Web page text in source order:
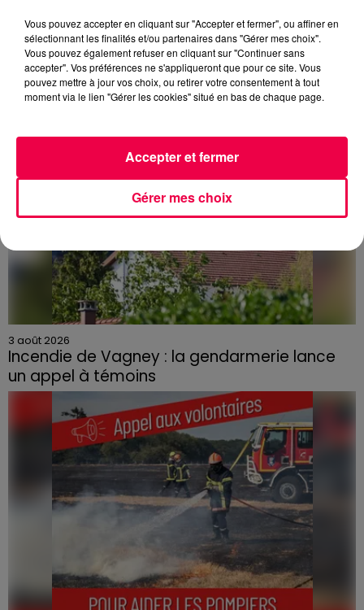
PRÉVIFEUX : "il faut avoir une culture du risque"
dans les Vosges
3 août 2026
Incendie de Vagney : la gendarmerie lance
un appel à témoins
Le feu, parti d'une haie avant de se propager au
quartier résidentiel, avait détruit deux habitations et
contraint à l'évacuation d'une centaine de personnes.
Vous pouvez accepter en cliquant sur "Accepter et fermer", ou affiner en
sélectionnant les finalités et/ou partenaires dans "Gérer mes choix".
Vous pouvez également refuser en cliquant sur "Continuer sans
accepter". Vos préférences ne s'appliqueront que pour ce site. Vous
pouvez mettre à jour vos choix, ou retirer votre consentement à tout
moment via le lien "Gérer les cookies" situé en bas de chaque page.
Gérer mes choix
Accepter et fermer